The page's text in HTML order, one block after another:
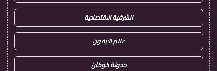
الشرقية الاقتصادية
عالم الايفون
مدونة كوكان